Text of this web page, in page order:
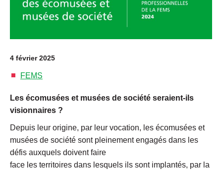
4 février 2025
FEMS
Les écomusées et musées de société seraient-ils
visionnaires ?
Depuis leur origine, par leur vocation, les écomusées et
musées de société sont pleinement engagés dans les
défis auxquels doivent faire
face les territoires dans lesquels ils sont implantés, par la